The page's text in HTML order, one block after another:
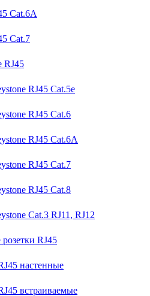
Cat.6A
Cat.7
RJ45
RJ45 Cat.5e
RJ45 Cat.6
RJ45 Cat.6A
RJ45 Cat.7
RJ45 Cat.8
Cat.3 RJ11, RJ12
RJ45
настенные
встраиваемые